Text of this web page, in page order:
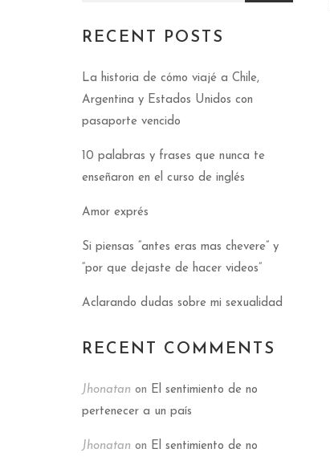
RECENT POSTS
La historia de cómo viajé a Chile,
Argentina y Estados Unidos con
pasaporte vencido
10 palabras y frases que nunca te
enseñaron en el curso de inglés
Amor exprés
Si piensas “antes eras mas chevere” y
“por que dejaste de hacer videos”
Aclarando dudas sobre mi sexualidad
RECENT COMMENTS
Jhonatan on El sentimiento de no
pertenecer a un país
Jhonatan on El sentimiento de no